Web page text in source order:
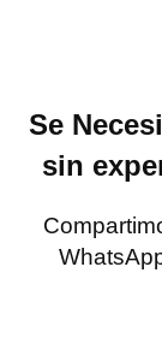
Se
sin